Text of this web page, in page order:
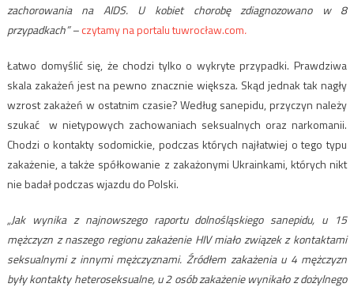
zachorowania na AIDS. U kobiet chorobę zdiagnozowano w 8
przypadkach” –czytamy na portalu tuwrocław.com.
Łatwo domyślić się, że chodzi tylko o wykryte przypadki. Prawdziwa
skala zakażeń jest na pewno znacznie większa. Skąd jednak tak nagły
wzrost zakażeń w ostatnim czasie? Według sanepidu, przyczyn należy
szukać w nietypowych zachowaniach seksualnych oraz narkomanii.
Chodzi o kontakty sodomickie, podczas których najłatwiej o tego typu
zakażenie, a także spółkowanie z zakażonymi Ukrainkami, których nikt
nie badał podczas wjazdu do Polski.
„Jak wynika z najnowszego raportu dolnośląskiego sanepidu, u 15
mężczyzn z naszego regionu zakażenie HIV miało związek z kontaktami
seksualnymi z innymi mężczyznami. Źródłem zakażenia u 4 mężczyzn
były kontakty heteroseksualne, u 2 osób zakażenie wynikało z dożylnego